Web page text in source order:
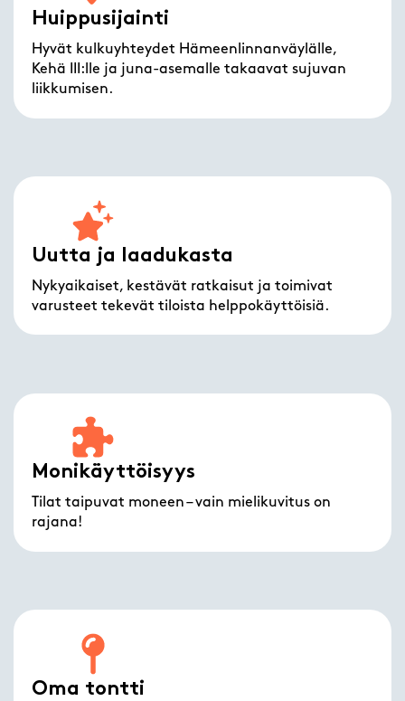
Huippusijainti
Hyvät kulkuyhteydet Hämeenlinnanväylälle,
Kehä III:lle ja juna-asemalle takaavat sujuvan
liikkumisen.
Uutta ja laadukasta
Nykyaikaiset, kestävät ratkaisut ja toimivat
varusteet tekevät tiloista helppokäyttöisiä.
Monikäyttöisyys
Tilat taipuvat moneen – vain mielikuvitus on
rajana!
Oma tontti